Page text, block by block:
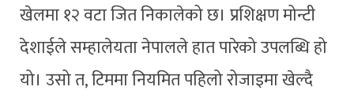
खेलमा १२ वटा जित निकालेको छ। प्रशिक्षण मोन्टी
देशाईले सम्हालेयता नेपालले हात पारेको उपलब्धि हो
यो। उसो त, टिममा नियमित पहिलो रोजाइमा खेल्दै